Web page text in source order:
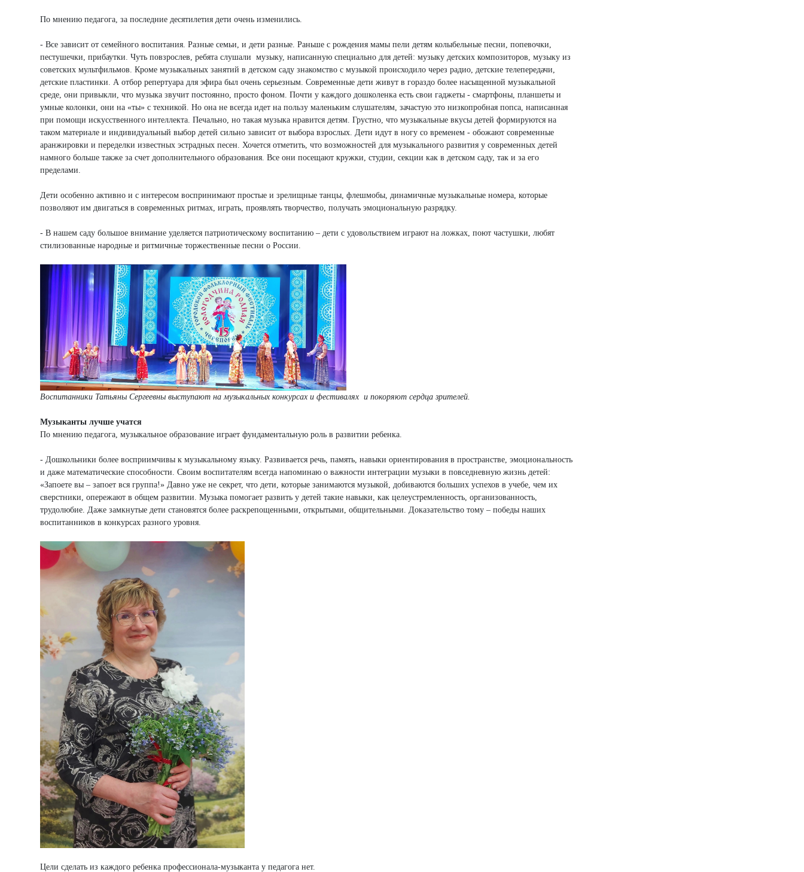
По мнению педагога, за последние десятилетия дети очень изменились.
- Все зависит от семейного воспитания. Разные семьи, и дети разные. Раньше с рождения мамы пели детям колыбельные песни, попевочки,
пестушечки, прибаутки. Чуть повзрослев, ребята слушали музыку, написанную специально для детей: музыку детских композиторов, музыку из
советских мультфильмов. Кроме музыкальных занятий в детском саду знакомство с музыкой происходило через радио, детские телепередачи,
детские пластинки. А отбор репертуара для эфира был очень серьезным. Современные дети живут в гораздо более насыщенной музыкальной
среде, они привыкли, что музыка звучит постоянно, просто фоном. Почти у каждого дошколенка есть свои гаджеты - смартфоны, планшеты и
умные колонки, они на «ты» с техникой. Но она не всегда идет на пользу маленьким слушателям, зачастую это низкопробная попса, написанная
при помощи искусственного интеллекта. Печально, но такая музыка нравится детям. Грустно, что музыкальные вкусы детей формируются на
таком материале и индивидуальный выбор детей сильно зависит от выбора взрослых. Дети идут в ногу со временем - обожают современные
аранжировки и переделки известных эстрадных песен. Хочется отметить, что возможностей для музыкального развития у современных детей
намного больше также за счет дополнительного образования. Все они посещают кружки, студии, секции как в детском саду, так и за его
пределами.
Дети особенно активно и с интересом воспринимают простые и зрелищные танцы, флешмобы, динамичные музыкальные номера, которые
позволяют им двигаться в современных ритмах, играть, проявлять творчество, получать эмоциональную разрядку.
- В нашем саду большое внимание уделяется патриотическому воспитанию – дети с удовольствием играют на ложках, поют частушки, любят
стилизованные народные и ритмичные торжественные песни о России.
Воспитанники Татьяны Сергеевны выступают на музыкальных конкурсах и фестивалях и покоряют сердца зрителей.
Музыканты лучше учатся
По мнению педагога, музыкальное образование играет фундаментальную роль в развитии ребенка.
- Дошкольники более восприимчивы к музыкальному языку. Развивается речь, память, навыки ориентирования в пространстве, эмоциональность
и даже математические способности. Своим воспитателям всегда напоминаю о важности интеграции музыки в повседневную жизнь детей:
«Запоете вы – запоет вся группа!» Давно уже не секрет, что дети, которые занимаются музыкой, добиваются больших успехов в учебе, чем их
сверстники, опережают в общем развитии. Музыка помогает развить у детей такие навыки, как целеустремленность, организованность,
трудолюбие. Даже замкнутые дети становятся более раскрепощенными, открытыми, общительными. Доказательство тому – победы наших
воспитанников в конкурсах разного уровня.
Цели сделать из каждого ребенка профессионала-музыканта у педагога нет.